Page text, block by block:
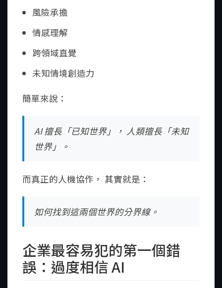
風險承擔
情感理解
跨領域直覺
未知情境創造力
簡單來說：
AI 擅長「已知世界」， 人類擅長「未知
世界」。
而真正的人機協作， 其實就是：
如何找到這兩個世界的分界線。
企業最容易犯的第一個錯
誤：過度相信 AI